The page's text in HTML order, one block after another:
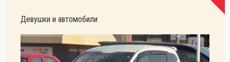
Девушки и автомобили